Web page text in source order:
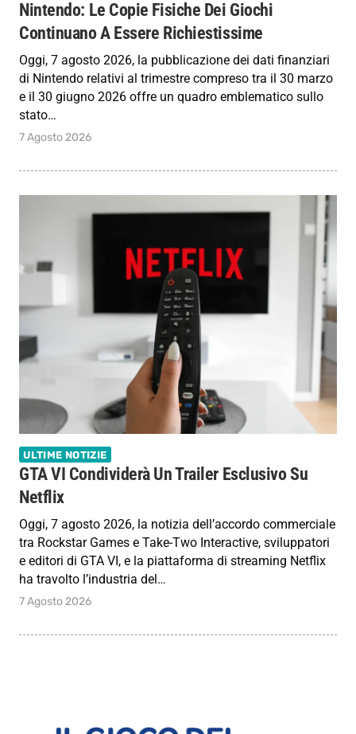
Nintendo: Le Copie Fisiche Dei Giochi
Continuano A Essere Richiestissime
Oggi, 7 agosto 2026, la pubblicazione dei dati finanziari
di Nintendo relativi al trimestre compreso tra il 30 marzo
e il 30 giugno 2026 offre un quadro emblematico sullo
stato…
7 Agosto 2026
ULTIME NOTIZIE
GTA VI Condividerà Un Trailer Esclusivo Su
Netflix
Oggi, 7 agosto 2026, la notizia dell’accordo commerciale
tra Rockstar Games e Take-Two Interactive, sviluppatori
e editori di GTA VI, e la piattaforma di streaming Netflix
ha travolto l’industria del…
7 Agosto 2026